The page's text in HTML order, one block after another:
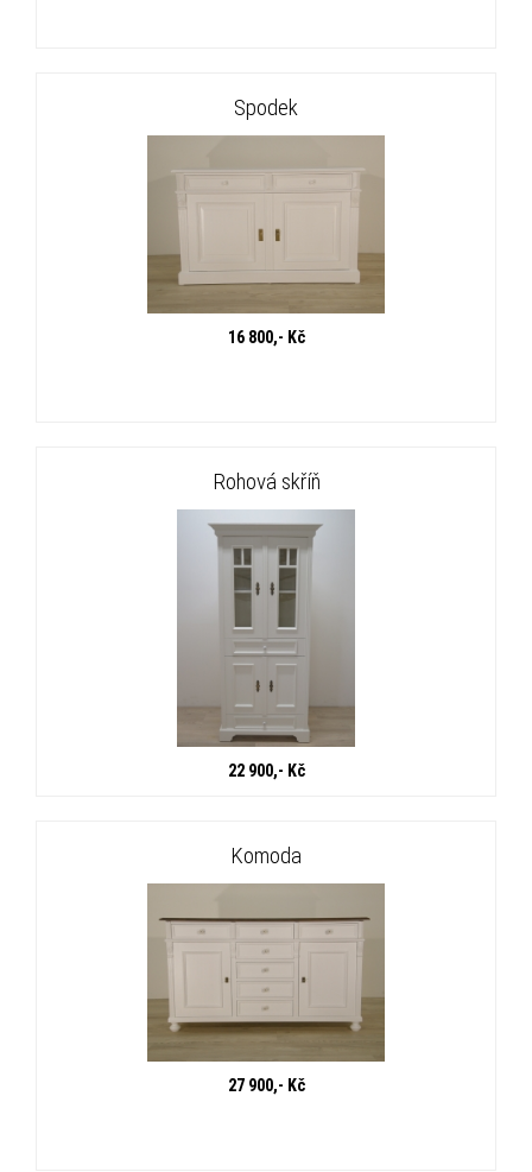
Spodek
16 800,- Kč
Rohová skříň
22 900,- Kč
Komoda
27 900,- Kč